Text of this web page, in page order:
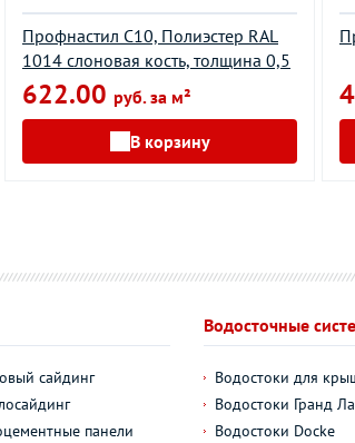
Профнастил С10, Полиэстер RAL
1014 слоновая кость, толщина 0,5
622.00 руб. за м²
В корзину
сайдинг
панели
Водосточные
Водостоки для
Водостоки Гранд
Водостоки Docke